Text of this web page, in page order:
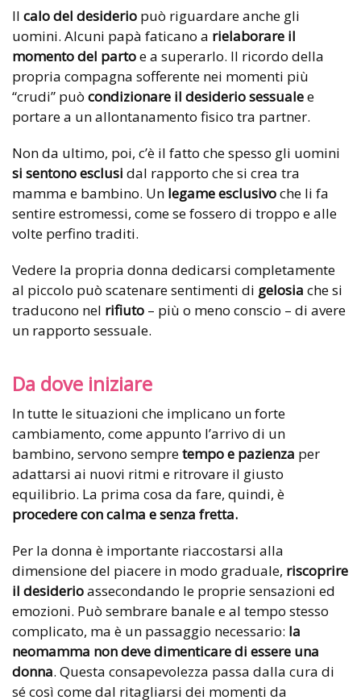
Il calo del desiderio può riguardare anche gli
uomini. Alcuni papà faticano a rielaborare il
momento del partoe a superarlo. Il ricordo della
propria compagna sofferente nei momenti più
“crudi” può condizionare il desiderio sessualee
portare a un allontanamento fisico tra partner.
Non da ultimo, poi, c’è il fatto che spesso gli uomini
si sentono esclusi dal rapporto che si crea tra
mamma e bambino. Un legame esclusivoche li fa
sentire estromessi, come se fossero di troppo e alle
volte perfino traditi.
Vedere la propria donna dedicarsi completamente
al piccolo può scatenare sentimenti di gelosia che si
traducono nel rifiuto – più o meno conscio – di avere
un rapporto sessuale.
Da dove iniziare
In tutte le situazioni che implicano un forte
cambiamento, come appunto l’arrivo di un
bambino, servono sempretempo e pazienza per
adattarsi ai nuovi ritmi e ritrovare il giusto
equilibrio. La prima cosa da fare, quindi, è
procedere con calma e senza fretta.
Per la donna è importante riaccostarsi alla
dimensione del piacere in modo graduale, riscoprire
il desiderioassecondando le proprie sensazioni ed
emozioni. Può sembrare banale e al tempo stesso
complicato, ma è un passaggio necessario: la
neomamma non deve dimenticare di essere una
donna. Questa consapevolezza passa dalla cura di
sé così come dal ritagliarsi dei momenti da